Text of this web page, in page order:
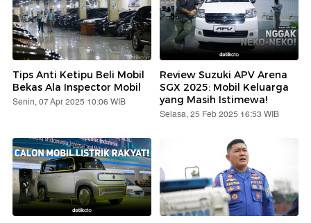
Tips Anti Ketipu Beli Mobil
Bekas Ala Inspector Mobil
Senin, 07 Apr 2025 10:06 WIB
Review Suzuki APV Arena
SGX 2025: Mobil Keluarga
yang Masih Istimewa!
Selasa, 25 Feb 2025 16:53 WIB